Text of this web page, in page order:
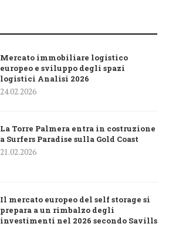
Mercato immobiliare logistico
europeo e sviluppo degli spazi
logistici Analisi 2026
24.02.2026
La Torre Palmera entra in costruzione
a Surfers Paradise sulla Gold Coast
21.02.2026
Il mercato europeo del self storage si
prepara a un rimbalzo degli
investimenti nel 2026 secondo Savills